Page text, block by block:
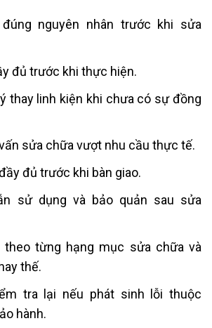
nguyên nhân trước khi sửa
đủ trước khi thực hiện.
thay linh kiện khi chưa có sự đồng
sửa chữa vượt nhu cầu thực tế.
đủ trước khi bàn giao.
sử dụng và bảo quản sau sửa
theo từng hạng mục sửa chữa và
thế.
tra lại nếu phát sinh lỗi thuộc
hành.